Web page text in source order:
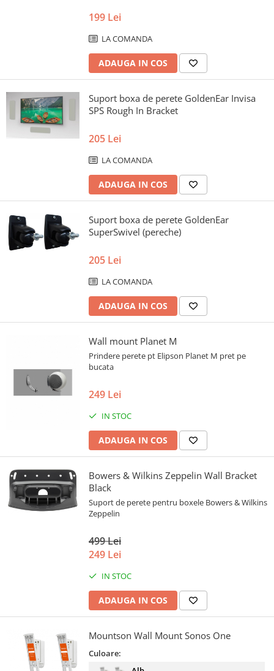
199 Lei
LA COMANDA
ADAUGA IN COS
Suport boxa de perete GoldenEar Invisa
SPS Rough In Bracket
205 Lei
LA COMANDA
ADAUGA IN COS
Suport boxa de perete GoldenEar
SuperSwivel (pereche)
205 Lei
LA COMANDA
ADAUGA IN COS
Wall mount Planet M
Prindere perete pt Elipson Planet M pret pe
bucata
249 Lei
IN STOC
ADAUGA IN COS
Bowers & Wilkins Zeppelin Wall Bracket
Black
Suport de perete pentru boxele Bowers & Wilkins
Zeppelin
499 Lei
249 Lei
IN STOC
ADAUGA IN COS
Mountson Wall Mount Sonos One
Culoare: